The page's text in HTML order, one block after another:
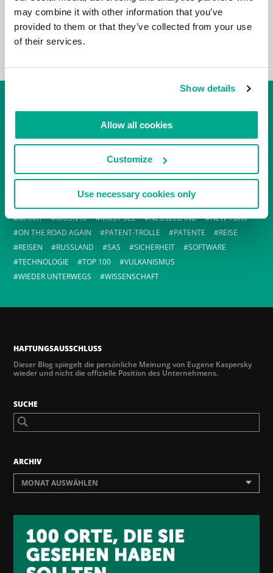
may combine it with other information that you’ve
provided to them or that they’ve collected from your use
of their services.
Show details
Allow all cookies
Customize
Use necessary cookies only
TAG-CLOUD
ALTAI AUSTRALIEN
CYBERKRIMINELLE
EUGENE KASPERSKY F1
FEATURES
FORMEL 1
GEBURTSTAG
GRÖNLAND
HAWAII I-NEWS INDUSTRIE
IT-BRANCHE
KAMCHATKA KAMTSCHATKA
KASPERSKY LAB
MARKT
MOSKAU MUST SEE NEUSEELAND
NEW YORK
ON THE ROAD AGAIN
PATENT-TROLLE PATENTE
REISE
REISEN
RUSSLAND SAS SICHERHEIT
SOFTWARE
TECHNOLOGIE
TOP 100
VULKANISMUS
WIEDER UNTERWEGS
WISSENSCHAFT
HAFTUNGSAUSSCHLUSS
Dieser Blog spiegelt die persönliche Meinung von Eugene Kaspersky
wieder und nicht die offizielle Position des Unternehmens.
SUCHE
ARCHIV
MONAT AUSWÄHLEN